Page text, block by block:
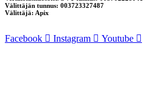
Välittäjän tunnus: 003723327487
Välittäjä: Apix
Facebook Instagram Youtube